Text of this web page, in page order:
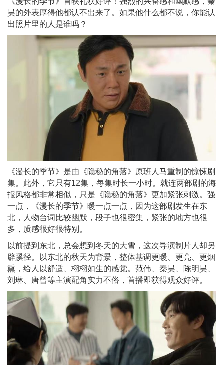
昊的外表厚得他都认不出来了。如果他什么都不说，你能认
出照片里的人是谁吗？
《漫长的季节》是由《隐秘的角落》原班人马重制的惊悚剧
集。此外，它只有12集，每集时长一小时。就连两部剧的海
报风格都非常相似，只是《隐秘的角落》更加紧张刺激。强
一点，《漫长的季节》暖一点一点，因为这部剧发生在东
北，人物台词比较幽默，段子也很密集，紧张的地方也很
多，质感很好很特别。
以前提到东北，总会想到冬天的大雪，这次导演制片人却另
辟蹊径。以东北的秋天为背景，整体基调更暖、更亮、更烟
熏，给人以舒适、栩栩如生的感觉。范伟、秦昊、陈明昊、
刘琳、唐曾等主演配角实力不俗，首播即获得观众好评。